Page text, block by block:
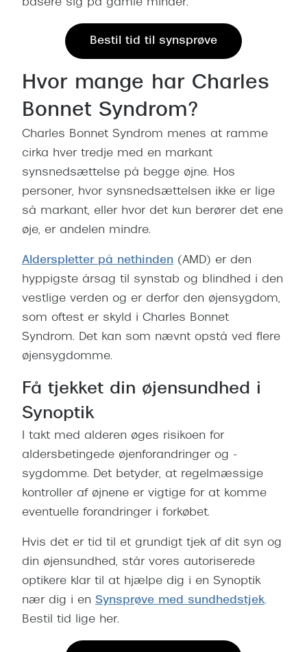
basere sig på gamle minder.
Bestil tid til synsprøve
Hvor mange har Charles
Bonnet Syndrom?
Charles Bonnet Syndrom menes at ramme
cirka hver tredje med en markant
synsnedsættelse på begge øjne. Hos
personer, hvor synsnedsættelsen ikke er lige
så markant, eller hvor det kun berører det ene
øje, er andelen mindre.
Alderspletter på nethinden (AMD) er den
hyppigste årsag til synstab og blindhed i den
vestlige verden og er derfor den øjensygdom,
som oftest er skyld i Charles Bonnet
Syndrom. Det kan som nævnt opstå ved flere
øjensygdomme.
Få tjekket din øjensundhed i
Synoptik
I takt med alderen øges risikoen for
aldersbetingede øjenforandringer og -
sygdomme. Det betyder, at regelmæssige
kontroller af øjnene er vigtige for at komme
eventuelle forandringer i forkøbet.
Hvis det er tid til et grundigt tjek af dit syn og
din øjensundhed, står vores autoriserede
optikere klar til at hjælpe dig i en Synoptik
nær dig i en Synsprøve med sundhedstjek.
Bestil tid lige her.